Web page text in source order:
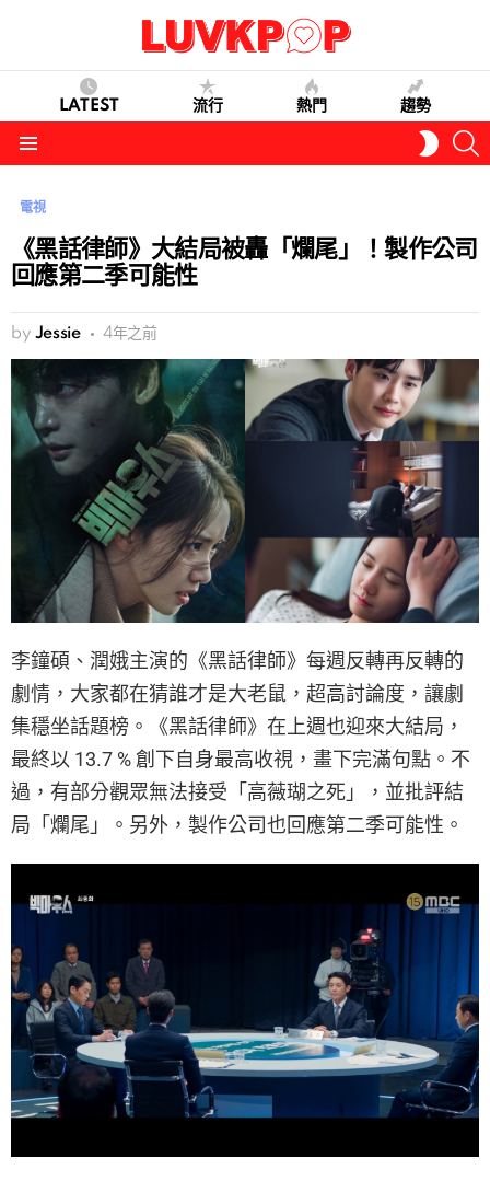
LATEST 流行 熱門 趨勢
SKIN
電視
《黑話律師》大結局被轟「爛尾」！製作公司
回應第二季可能性
by Jessie 4年之前
李鐘碩、潤娥主演的《黑話律師》每週反轉再反轉的
劇情，大家都在猜誰才是大老鼠，超高討論度，讓劇
集穩坐話題榜。《黑話律師》在上週也迎來大結局，
最終以 13.7 % 創下自身最高收視，畫下完滿句點。不
過，有部分觀眾無法接受「高薇瑚之死」，並批評結
局「爛尾」。另外，製作公司也回應第二季可能性。